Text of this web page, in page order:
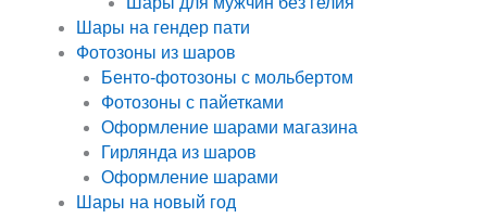
Шары на гендер пати
Фотозоны из шаров
Бенто-фотозоны с мольбертом
Фотозоны с пайетками
Оформление шарами магазина
Гирлянда из шаров
Оформление шарами
Шары на новый год